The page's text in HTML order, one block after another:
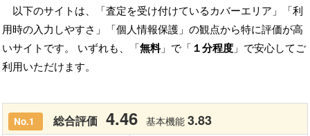
以下のサイトは、「査定を受け付けているカバーエリア」「利
用時の入力しやすさ」「個人情報保護」の観点から特に評価が高
いサイトです。 いずれも、「無料」で「 １分程度 」で安心してご
利用いただけます。